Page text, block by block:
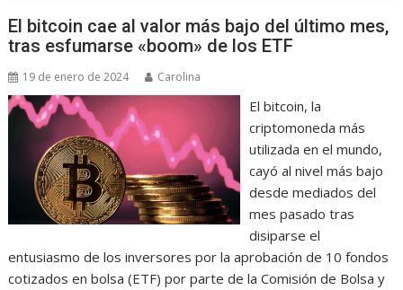
El bitcoin cae al valor más bajo del último mes,
tras esfumarse «boom» de los ETF
19 de enero de 2024 Carolina
El bitcoin, la
criptomoneda más
utilizada en el mundo,
cayó al nivel más bajo
desde mediados del
mes pasado tras
disiparse el
entusiasmo de los inversores por la aprobación de 10 fondos
cotizados en bolsa (ETF) por parte de la Comisión de Bolsa y